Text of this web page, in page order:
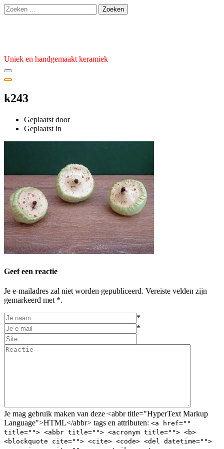
Ga
naar
Zoeken
naar:
Uniek en handgemaakt keramiek
k243
Geplaatst door
Geplaatst
mei
2021
Geplaatst in
Geef een reactie
Je e-mailadres zal niet worden gepubliceerd. Vereiste velden zijn
gemarkeerd met *.
*
*
Je mag gebruik maken van deze <abbr title="HyperText Markup
Language">HTML</abbr> tags en attributen: <a href=""
title=""> <abbr title=""> <acronym title=""> <b>
<blockquote cite=""> <cite> <code> <del datetime="">